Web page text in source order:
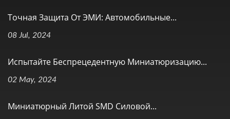
Точная Защита От ЭМИ: Автомобильные...
08 Jul, 2024
Испытайте Беспрецедентную Миниатюризацию...
02 May, 2024
Миниатюрный Литой SMD Силовой...